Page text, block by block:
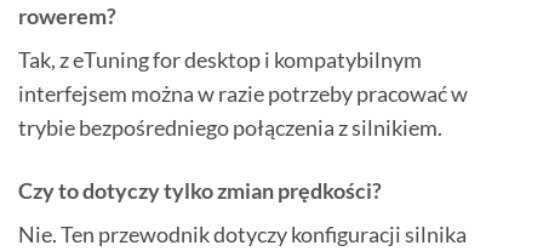
rowerem?
Tak, z eTuning for desktop i kompatybilnym
interfejsem można w razie potrzeby pracować w
trybie bezpośredniego połączenia z silnikiem.
Czy to dotyczy tylko zmian prędkości?
Nie. Ten przewodnik dotyczy konfiguracji silnika